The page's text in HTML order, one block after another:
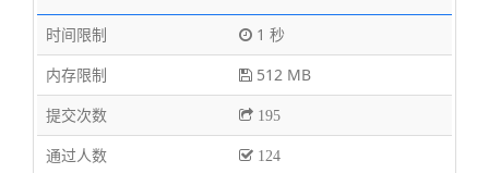
时间限制
1 秒
内存限制
512 MB
提交次数
195
通过人数 124